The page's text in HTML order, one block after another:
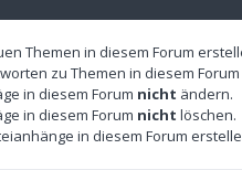
Themen in diesem Forum
zu Themen in diesem
in diesem Forum nicht ändern.
in diesem Forum nicht löschen.
in diesem Forum